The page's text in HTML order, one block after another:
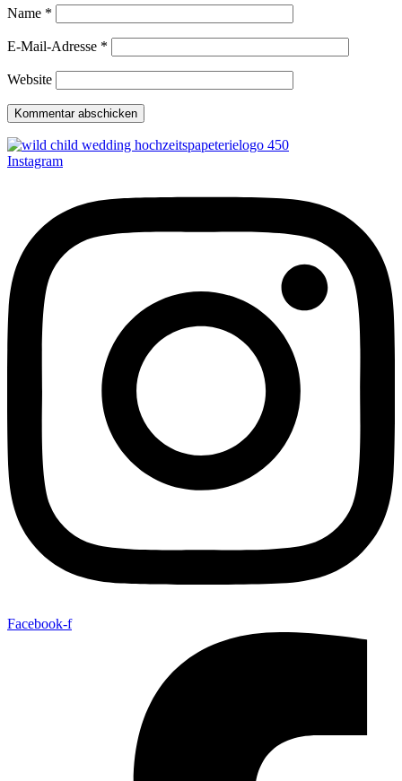
Name *
E-Mail-Adresse *
Website
Instagram
Facebook-f